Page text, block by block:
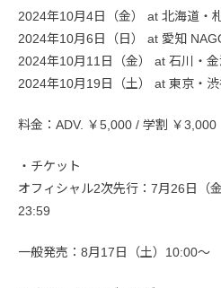
2024年10月4日（金） at 北海道・
2024年10月6日（日） at 愛知
2024年10月11日（金） at 石川・
2024年10月19日（土） at 東京・
料金：ADV. ￥5,000 / 学割 ￥3,000
・チケット
オフィシャル2次先行：7月26日（
23:59
一般発売：8月17日（土）10:00〜